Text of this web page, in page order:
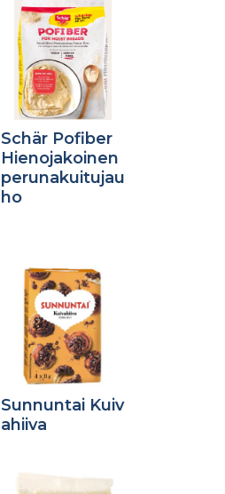
Schär Pofiber
Hienojakoinen
perunakuitujau
ho
Sunnuntai Kuiv
ahiiva